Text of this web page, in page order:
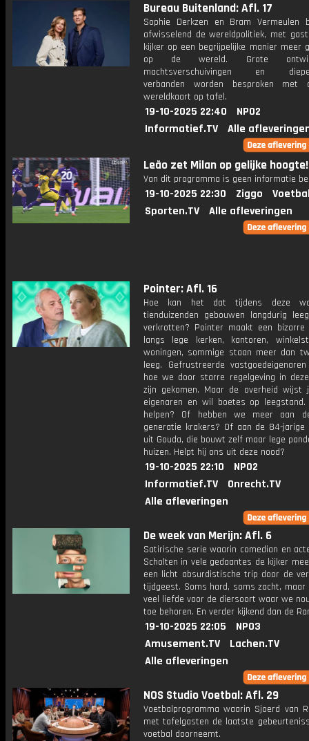
Bureau Buitenland: Afl. 17
Sophie Derkzen en Bram Vermeulen
afwisselend de wereldpolitiek, met
kijker op een begrijpelijke manier meer
op de wereld. Grote
machtsverschuivingen en
verbanden worden besproken met
wereldkaart op tafel.
19-10-2025 22:40
NPO2
Informatief.TV
Alle
Leão zet Milan op gelijke hoogte!
Van dit programma is geen informatie
19-10-2025 22:30 Ziggo
Sporten.TV
Alle afleveringen
Pointer: Afl. 16
Hoe kan het dat tijdens deze
tienduizenden gebouwen langdurig
verkrotten? Pointer maakt een bizarre
langs lege kerken, kantoren,
woningen, sommige staan meer dan
leeg. Gefrustreerde
hoe we door starre regelgeving in
zijn gekomen. Maar de overheid wijst
eigenaren en wil boetes op
helpen? Of hebben we meer aan
generatie krakers? Of aan de 84-jarige
uit Gouda, die bouwt zelf maar lege
huizen. Helpt hij ons uit deze nood?
19-10-2025 22:10
NPO2
Informatief.TV
Onrecht.TV
Alle afleveringen
De week van Merijn: Afl. 6
Satirische serie waarin comedian en
Scholten in vele gedaantes de kijker
een licht absurdistische trip door de
tijdgeest. Soms hard, soms zacht,
veel liefde voor de diersoort waar we
toe behoren. En verder kijkend dan de
19-10-2025 22:05
NPO3
Amusement.TV
Lachen.TV
Alle afleveringen
NOS Studio Voetbal: Afl. 29
Voetbalprogramma waarin Sjoerd van
met tafelgasten de laatste
voetbal doorneemt.